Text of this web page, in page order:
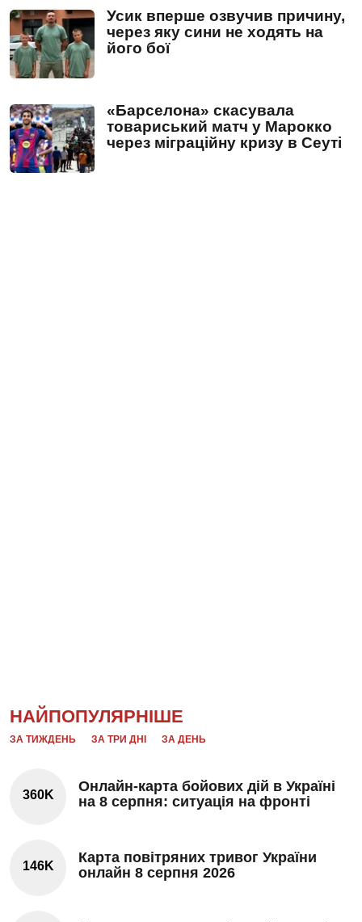
Усик вперше озвучив причину,
через яку сини не ходять на
його бої
«Барселона» скасувала
товариський матч у Марокко
через міграційну кризу в Сеуті
НАЙПОПУЛЯРНІШЕ
ЗА ТИЖДЕНЬ ЗА ТРИ ДНІ ЗА ДЕНЬ
360K
Онлайн-карта бойових дій в Україні
на 8 серпня: ситуація на фронті
146K
Карта повітряних тривог України
онлайн 8 серпня 2026